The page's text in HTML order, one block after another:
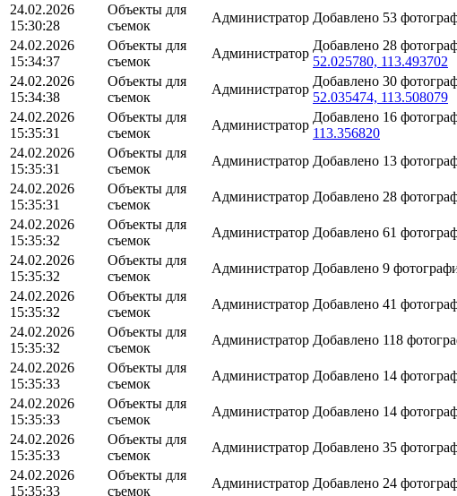
24.02.2026
15:30:28
Объекты для
съемок
Администратор Добавлено 53
24.02.2026
15:34:37
Объекты для
съемок
Администратор
Добавлено 28
52.025780, 113.493702
24.02.2026
15:34:38
Объекты для
съемок
Администратор
Добавлено 30
52.035474, 113.508079
24.02.2026
15:35:31
Объекты для
съемок
Администратор
Добавлено 16
113.356820
24.02.2026
15:35:31
Объекты для
съемок
Администратор Добавлено 13
24.02.2026
15:35:31
Объекты для
съемок
Администратор Добавлено 28
24.02.2026
15:35:32
Объекты для
съемок
Администратор Добавлено 61
24.02.2026
15:35:32
Объекты для
съемок
Администратор Добавлено 9
24.02.2026
15:35:32
Объекты для
съемок
Администратор Добавлено 41
24.02.2026
15:35:32
Объекты для
съемок
Администратор Добавлено 118
24.02.2026
15:35:33
Объекты для
съемок
Администратор Добавлено 14
24.02.2026
15:35:33
Объекты для
съемок
Администратор Добавлено 14
24.02.2026
15:35:33
Объекты для
съемок
Администратор Добавлено 35
24.02.2026
15:35:33
Объекты для
съемок
Администратор Добавлено 24